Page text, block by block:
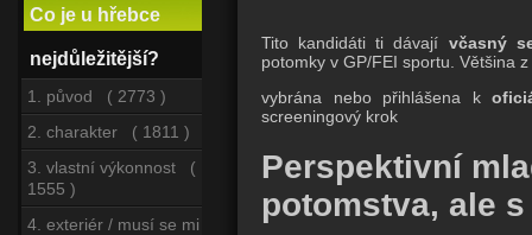
Co je u hřebce
nejdůležitější?
1. původ ( 2773 )
2. charakter ( 1811 )
3. vlastní výkonnost (
1555 )
4. exteriér / musí se mi
Tito kandidáti ti dávají včasný
potomky v GP/FEI sportu. Většina
vybrána nebo přihlášena k
screeningový krok
Perspektivní
potomstva, ale